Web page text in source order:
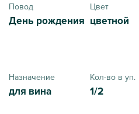
Повод
День рождения
Цвет
цветной
Назначение
для вина
Кол-во в уп.
1/2